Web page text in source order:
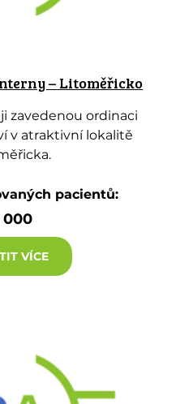
– Litoměřicko
zavedenou ordinaci
v atraktivní lokalitě
pacientů:
000
VÍCE